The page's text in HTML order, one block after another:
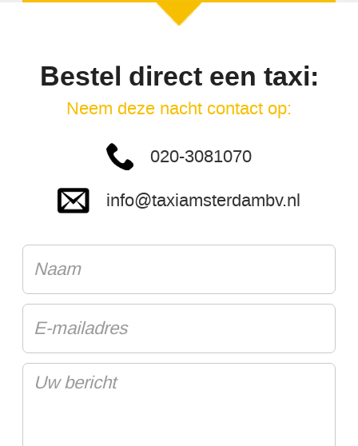
Bestel direct een taxi:
Neem deze nacht contact op:
020-3081070
info@taxiamsterdambv.nl